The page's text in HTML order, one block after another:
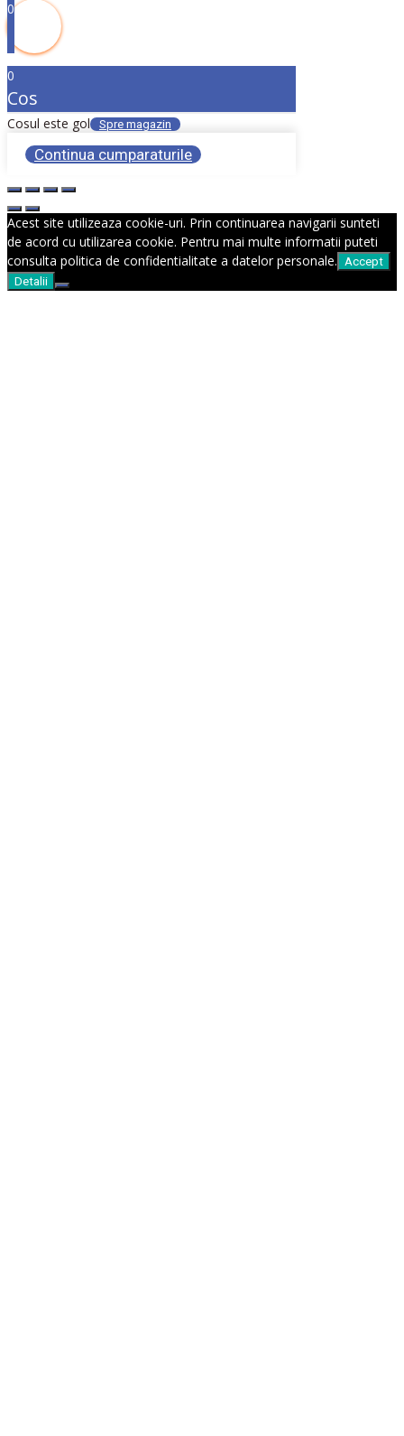
0
0
Cos
Cosul este gol Spre magazin
Continua cumparaturile
Acest site utilizeaza cookie-uri. Prin continuarea navigarii sunteti
de acord cu utilizarea cookie. Pentru mai multe informatii puteti
consulta politica de confidentialitate a datelor personale. Accept
Detalii